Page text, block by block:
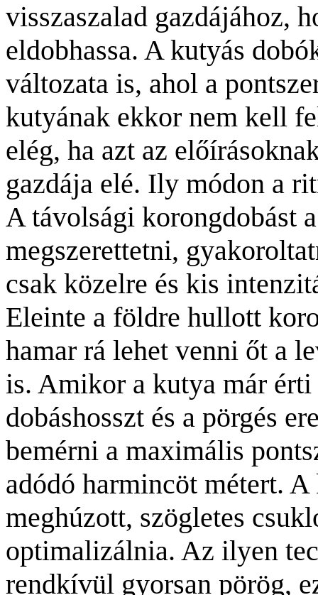
visszaszalad gazdájához,
eldobhassa. A kutyás
változata is, ahol a
kutyának ekkor nem kell
elég, ha azt az
gazdája elé. Ily módon a
A távolsági korongdobást
megszerettetni,
csak közelre és kis
Eleinte a földre hullott
hamar rá lehet venni őt a
is. Amikor a kutya már
dobáshosszt és a pörgés
bemérni a maximális
adódó harmincöt métert.
meghúzott, szögletes
optimalizálnia. Az ilyen
rendkívül gyorsan pörög,